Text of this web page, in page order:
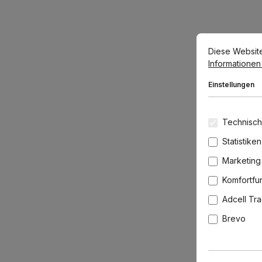
Cookie-
Diese Website
Diese
Informationen
Einstellungen
Statistiken
Marketing
Adcell
Brevo